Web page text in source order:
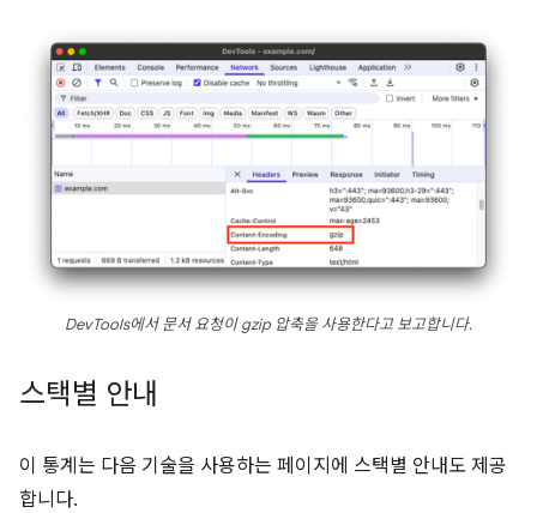
DevTools에서 문서 요청이 gzip 압축을 사용한다고 보고합니다.
스택별 안내
이 통계는 다음 기술을 사용하는 페이지에 스택별 안내도 제공
합니다.